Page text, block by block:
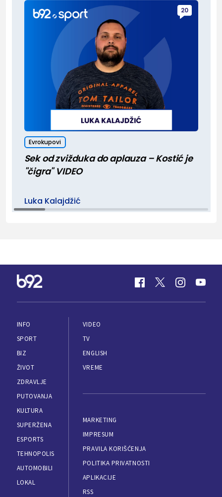
20
Evrokupovi
Sek od zvižduka do aplauza – Kostić je
"čigra" VIDEO
Luka Kalajdžić
INFO
SPORT
BIZ
ŽIVOT
ZDRAVLJE
PUTOVANJA
KULTURA
SUPERŽENA
ESPORTS
TEHNOPOLIS
AUTOMOBILI
LOKAL
VIDEO
TV
ENGLISH
VREME
MARKETING
IMPRESUM
PRAVILA KORIŠĆENJA
POLITIKA PRIVATNOSTI
APLIKACIJE
RSS